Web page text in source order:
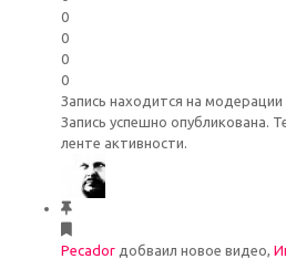
0
0
0
0
Запись находится на модерации
Запись успешно опубликована.
ленте активности.
Pecador добваил новое видео,